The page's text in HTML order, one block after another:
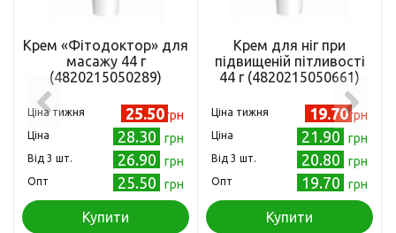
Крем «Фітодоктор» для
масажу 44 г
(4820215050289)
Ціна тижня 25.50 грн
Ціна 28.30 грн
Від 3 шт. 26.90 грн
Опт 25.50 грн
Купити
Крем для ніг при
підвищеній пітливості
44 г (4820215050661)
Ціна тижня 19.70грн
Ціна 21.90 грн
Від 3 шт. 20.80 грн
Опт 19.70 грн
Купити